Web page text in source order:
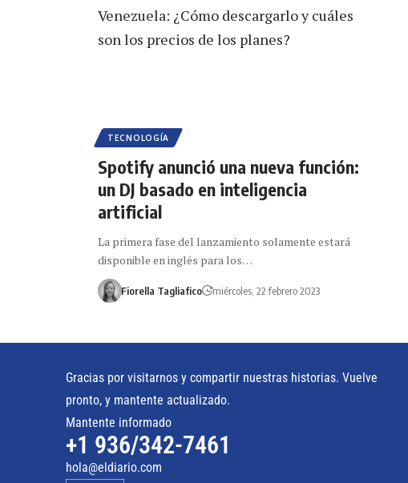
TECNOLOGÍA
Spotify anunció una nueva función:
un DJ basado en inteligencia
artificial
La primera fase del lanzamiento solamente estará
disponible en inglés para los…
Fiorella Tagliafico miércoles, 22 febrero 2023
Gracias por visitarnos y compartir nuestras historias. Vuelve
pronto, y mantente actualizado.
Mantente informado
+1 936/342-7461
hola@eldiario.com